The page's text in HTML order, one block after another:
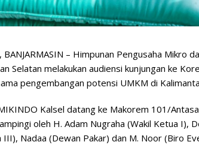
BANJARMASIN – Himpunan Pengusaha Mikro
Selatan melakukan audiensi kunjungan ke
pengembangan potensi UMKM di
Kalsel datang ke Makorem 101/
oleh H. Adam Nugraha (Wakil Ketua I),
III), Nadaa (Dewan Pakar) dan M. Noor (Biro